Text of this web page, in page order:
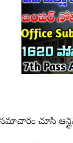
సమాచారం చూసి